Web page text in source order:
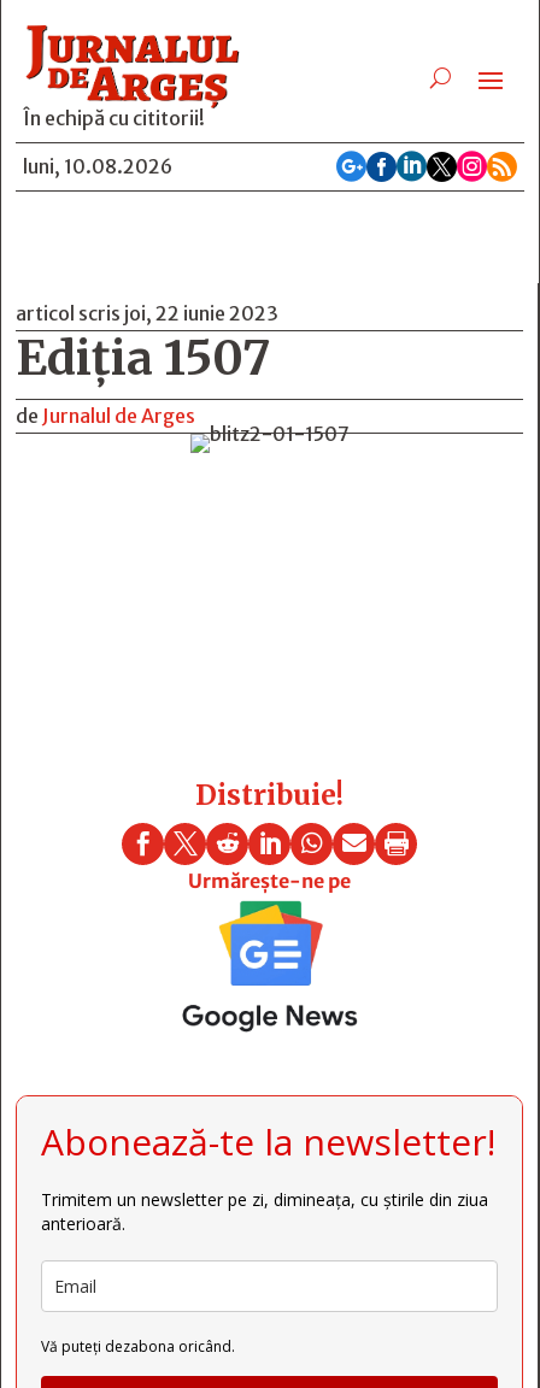
În echipă cu cititorii!
luni, 10.08.2026

articol scris joi, 22 iunie 2023
Ediția 1507
de Jurnalul de Arges
Distribuie!
     

Urmărește-ne pe
Abonează-te la newsletter!
Trimitem un newsletter pe zi, dimineața, cu știrile din ziua
anterioară.
Vă puteți dezabona oricând.